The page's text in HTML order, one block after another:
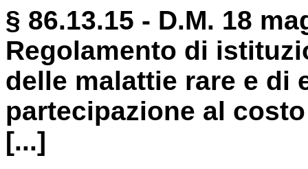
§ 86.13.15 - D.M. 18
Regolamento di
delle malattie rare e di
partecipazione al
[...]